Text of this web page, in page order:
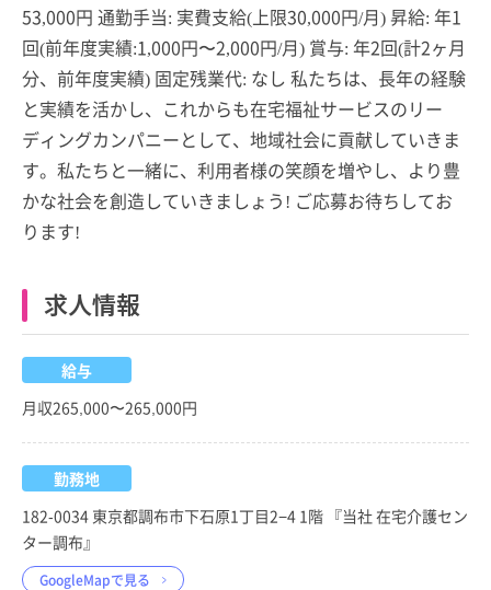
53,000円 通勤手当: 実費支給(上限30,000円/月) 昇給: 年1
回(前年度実績:1,000円〜2,000円/月) 賞与: 年2回(計2ヶ月
分、前年度実績) 固定残業代: なし 私たちは、長年の経験
と実績を活かし、これからも在宅福祉サービスのリー
ディングカンパニーとして、地域社会に貢献していきま
す。私たちと一緒に、利用者様の笑顔を増やし、より豊
かな社会を創造していきましょう! ご応募お待ちしてお
ります!
求人情報
給与
月収265,000〜265,000円
勤務地
182-0034 東京都調布市下石原1丁目2−4 1階 『当社 在宅介護セン
ター調布』
GoogleMapで見る